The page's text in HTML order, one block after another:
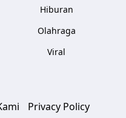
Hiburan
Olahraga
Viral
Privacy Policy